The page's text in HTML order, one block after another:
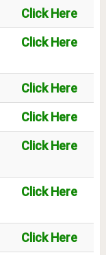
Click Here
Click Here
Click Here
Click Here
Click Here
Click Here
Click Here